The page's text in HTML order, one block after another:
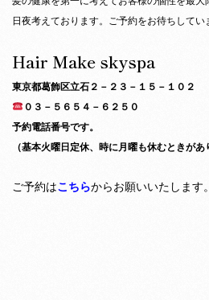
日夜考えております。ご予約をお待ちしてい
Hair Make skyspa
東京都葛飾区立石２－２３－１５－１０２
０３－５６５４－６２５０
予約電話番号です。
（基本火曜日定休、時に月曜も休むときがあ
ご予約はこちらからお願いいたします。